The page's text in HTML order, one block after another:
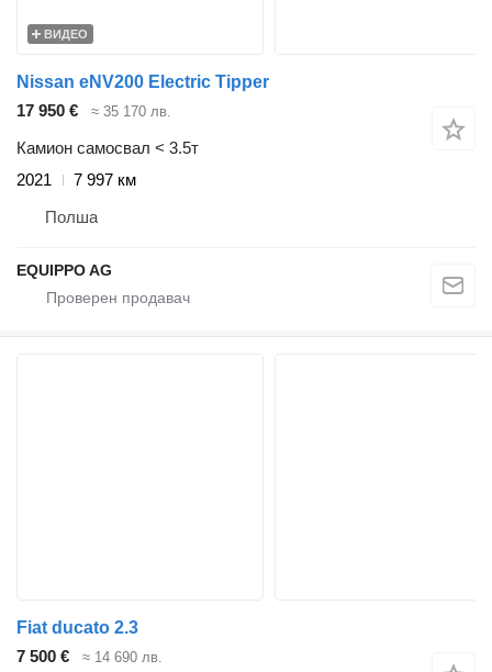
ВИДЕО
Nissan eNV200 Electric Tipper
17 950 €
≈ 35 170 лв.
Камион самосвал < 3.5т
2021
7 997 км
Полша
EQUIPPO AG
Fiat ducato 2.3
7 500 €
≈ 14 690 лв.